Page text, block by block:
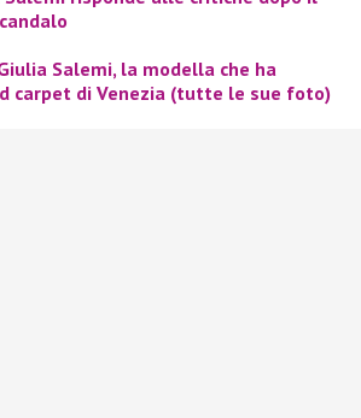
Salemi, la modella che ha
carpet di Venezia (tutte le sue foto)